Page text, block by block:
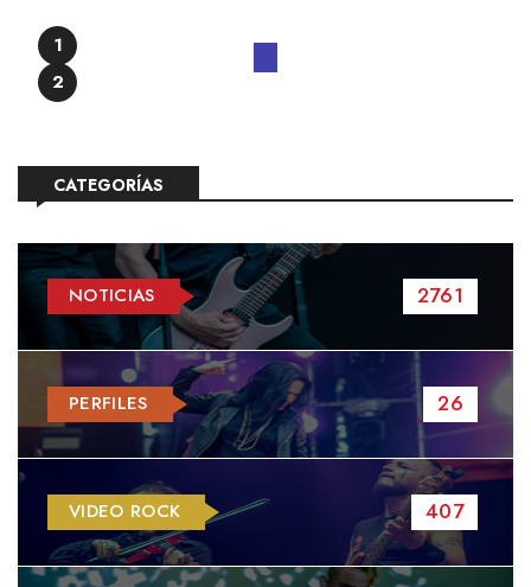
1
2
CATEGORÍAS
NOTICIAS 2761
PERFILES 26
VIDEO ROCK 407